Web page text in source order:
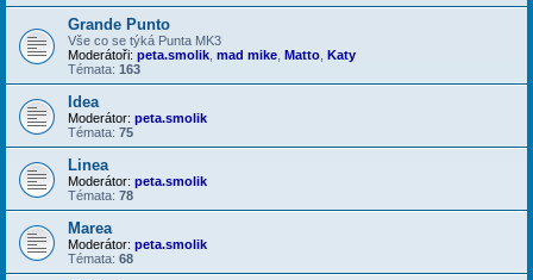
Grande Punto
Vše co se týká Punta MK3
Moderátoři: peta.smolik mad mike Matto Katy
Témata: 163
Idea
Moderátor: peta.smolik
Témata: 75
Linea
Moderátor: peta.smolik
Témata: 78
Marea
Moderátor: peta.smolik
Témata: 68